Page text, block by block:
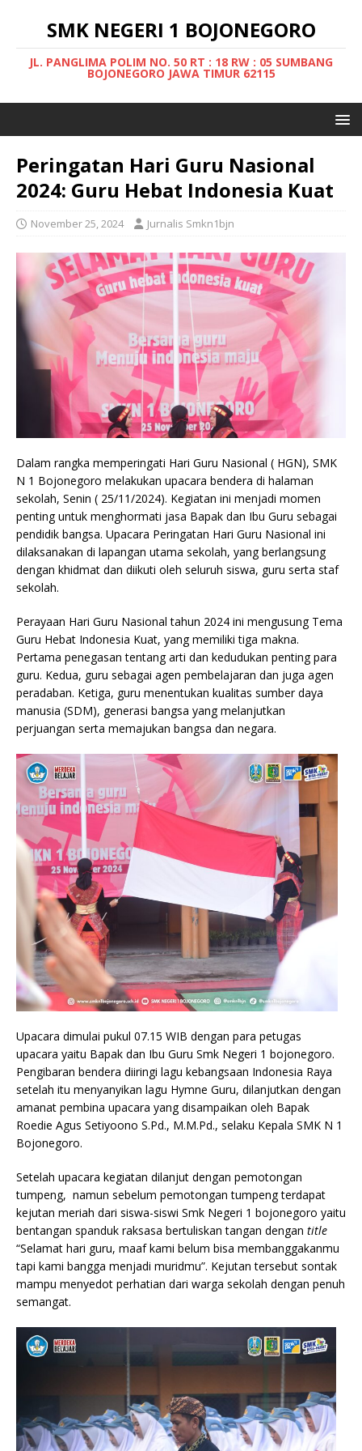
SMK NEGERI 1 BOJONEGORO
JL. PANGLIMA POLIM NO. 50 RT : 18 RW : 05 SUMBANG
BOJONEGORO JAWA TIMUR 62115
Peringatan Hari Guru Nasional
2024: Guru Hebat Indonesia Kuat
November 25, 2024 Jurnalis Smkn1bjn
Dalam rangka memperingati Hari Guru Nasional ( HGN), SMK
N 1 Bojonegoro melakukan upacara bendera di halaman
sekolah, Senin ( 25/11/2024). Kegiatan ini menjadi momen
penting untuk menghormati jasa Bapak dan Ibu Guru sebagai
pendidik bangsa. Upacara Peringatan Hari Guru Nasional ini
dilaksanakan di lapangan utama sekolah, yang berlangsung
dengan khidmat dan diikuti oleh seluruh siswa, guru serta staf
sekolah.
Perayaan Hari Guru Nasional tahun 2024 ini mengusung Tema
Guru Hebat Indonesia Kuat, yang memiliki tiga makna.
Pertama penegasan tentang arti dan kedudukan penting para
guru. Kedua, guru sebagai agen pembelajaran dan juga agen
peradaban. Ketiga, guru menentukan kualitas sumber daya
manusia (SDM), generasi bangsa yang melanjutkan
perjuangan serta memajukan bangsa dan negara.
Upacara dimulai pukul 07.15 WIB dengan para petugas
upacara yaitu Bapak dan Ibu Guru Smk Negeri 1 bojonegoro.
Pengibaran bendera diiringi lagu kebangsaan Indonesia Raya
setelah itu menyanyikan lagu Hymne Guru, dilanjutkan dengan
amanat pembina upacara yang disampaikan oleh Bapak
Roedie Agus Setiyoono S.Pd., M.M.Pd., selaku Kepala SMK N 1
Bojonegoro.
Setelah upacara kegiatan dilanjut dengan pemotongan
tumpeng, namun sebelum pemotongan tumpeng terdapat
kejutan meriah dari siswa-siswi Smk Negeri 1 bojonegoro yaitu
bentangan spanduk raksasa bertuliskan tangan dengan title
“Selamat hari guru, maaf kami belum bisa membanggakanmu
tapi kami bangga menjadi muridmu”. Kejutan tersebut sontak
mampu menyedot perhatian dari warga sekolah dengan penuh
semangat.